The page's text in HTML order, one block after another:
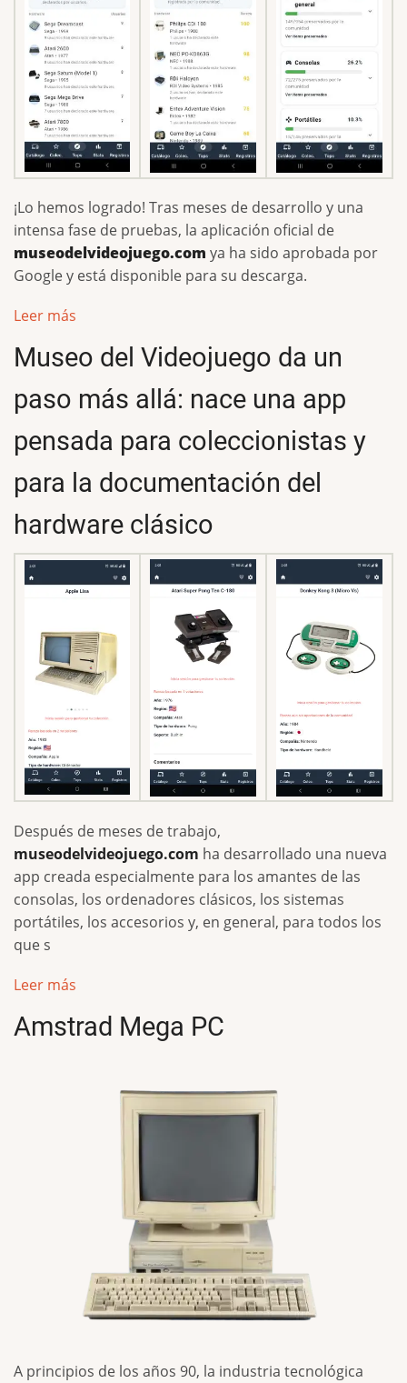
¡Lo hemos logrado! Tras meses de desarrollo y una
intensa fase de pruebas, la aplicación oficial de
museodelvideojuego.com ya ha sido aprobada por
Google y está disponible para su descarga.
Leer más
Museo del Videojuego da un
paso más allá: nace una app
pensada para coleccionistas y
para la documentación del
hardware clásico
Después de meses de trabajo,
museodelvideojuego.com ha desarrollado una nueva
app creada especialmente para los amantes de las
consolas, los ordenadores clásicos, los sistemas
portátiles, los accesorios y, en general, para todos los
que s
Leer más
Amstrad Mega PC
A principios de los años 90, la industria tecnológica